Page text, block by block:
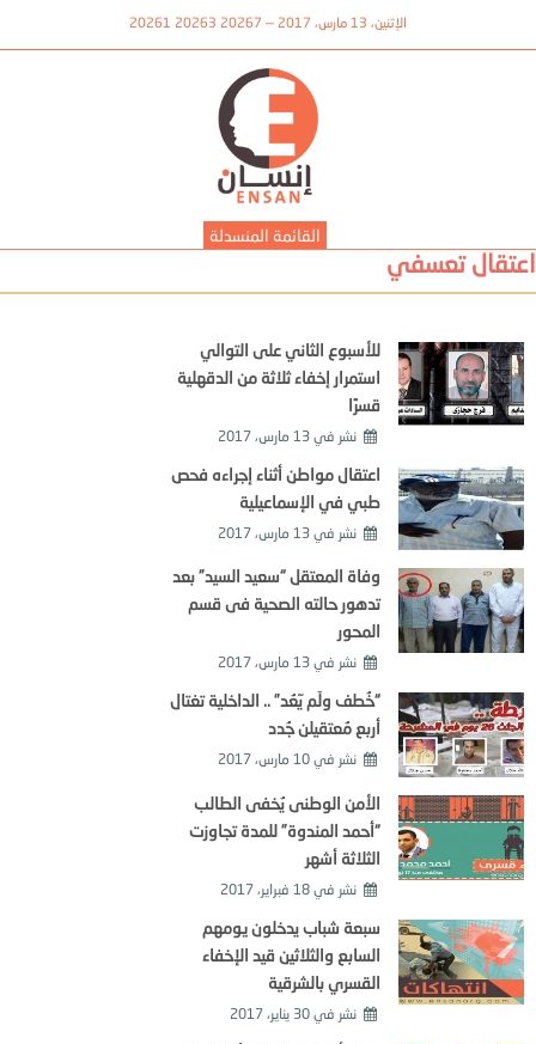
الإثنين، 13 مارس، 2017 — 20267 20263 20261
القائمة المنسدلة
اعتقال تعسفي
للأسبوع الثاني على التوالي
استمرار إخفاء ثلاثة من الدقهلية
قسرًا
نشر في 13 مارس، 2017
اعتقال مواطن أثناء إجراءه فحص
طبي في الإسماعيلية
نشر في 13 مارس، 2017
وفاة المعتقل “سعيد السيد” بعد
تدهور حالته الصحية فى قسم
المحور
نشر في 13 مارس، 2017
“خُطف ولَم يٓعُد” .. الداخلية تغتال
أربع مُعتقيلن جُدد
نشر في 10 مارس، 2017
الأمن الوطنى يُخفى الطالب
“أحمد المندوة” للمدة تجاوزت
الثلاثة أشهر
نشر في 18 فبراير، 2017
سبعة شباب يدخلون يومهم
السابع والثلاثين قيد الإخفاء
القسري بالشرقية
نشر في 30 يناير، 2017